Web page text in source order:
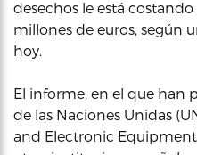
desechos le está
millones de euros, según
hoy.
El informe, en el que han
de las Naciones Unidas
and Electronic